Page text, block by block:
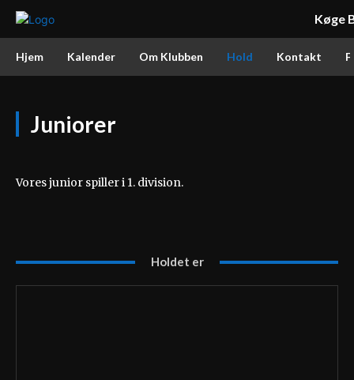
Køge
Hjem Kalender Om Klubben Hold Kontakt
Juniorer
Vores junior spiller i 1. division.
Holdet er